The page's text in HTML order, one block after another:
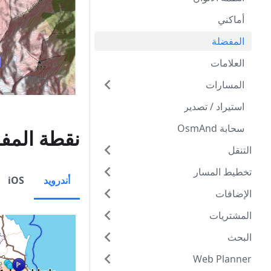
أماكني
المفضلة
العلامات
المسارات
استيراد / تصدير
سحابة OsmAnd
التنقل
تخطيط المسار
الإضافات
المشتريات
البحث
Web Planner
نقطة
أندرويد iOS